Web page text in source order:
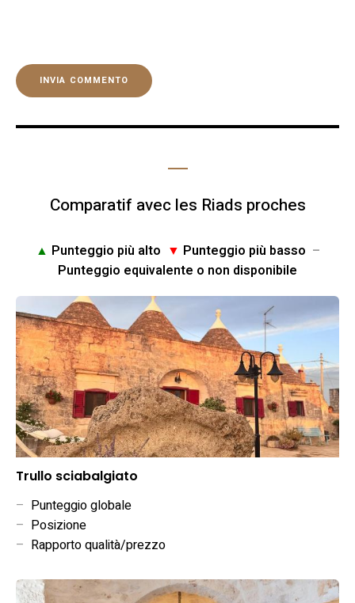
Comparatif avec les Riads proches
▲ Punteggio più alto ▼ Punteggio più basso –
Punteggio equivalente o non disponibile
Trullo sciabalgiato
– Punteggio globale
– Posizione
– Rapporto qualità/prezzo